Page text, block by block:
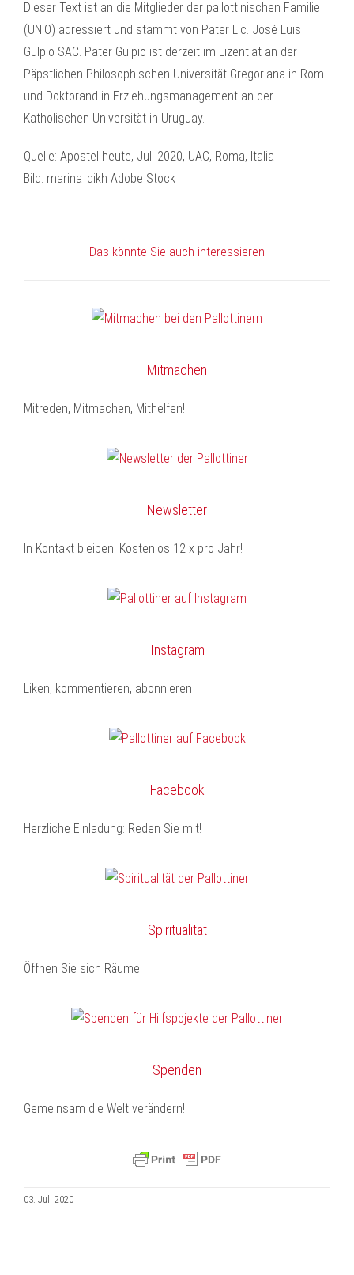
Dieser Text ist an die Mitglieder der pallottinischen Familie
(UNIO) adressiert und stammt von Pater Lic. José Luis
Gulpio SAC. Pater Gulpio ist derzeit im Lizentiat an der
Päpstlichen Philosophischen Universität Gregoriana in Rom
und Doktorand in Erziehungsmanagement an der
Katholischen Universität in Uruguay.
Quelle: Apostel heute, Juli 2020, UAC, Roma, Italia
Bild: marina_dikh Adobe Stock
Das könnte Sie auch interessieren
Mitmachen
Mitreden, Mitmachen, Mithelfen!
Newsletter
In Kontakt bleiben. Kostenlos 12 x pro Jahr!
Instagram
Liken, kommentieren, abonnieren
Facebook
Herzliche Einladung: Reden Sie mit!
Spiritualität
Öffnen Sie sich Räume
Spenden
Gemeinsam die Welt verändern!
03. Juli 2020